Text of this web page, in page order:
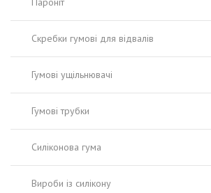
Скребки гумові для відвалів
Гумові ущільнювачі
Гумові трубки
Силіконова гума
Вироби із силікону